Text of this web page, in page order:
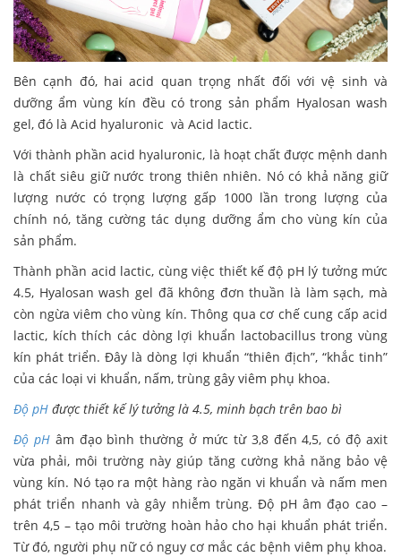
Bên cạnh đó, hai acid quan trọng nhất đối với vệ sinh và
dưỡng ẩm vùng kín đều có trong sản phẩm Hyalosan wash
gel, đó là Acid hyaluronic và Acid lactic.
Với thành phần acid hyaluronic, là hoạt chất được mệnh danh
là chất siêu giữ nước trong thiên nhiên. Nó có khả năng giữ
lượng nước có trọng lượng gấp 1000 lần trong lượng của
chính nó, tăng cường tác dụng dưỡng ẩm cho vùng kín của
sản phẩm.
Thành phần acid lactic, cùng việc thiết kế độ pH lý tưởng mức
4.5, Hyalosan wash gel đã không đơn thuần là làm sạch, mà
còn ngừa viêm cho vùng kín. Thông qua cơ chế cung cấp acid
lactic, kích thích các dòng lợi khuẩn lactobacillus trong vùng
kín phát triển. Đây là dòng lợi khuẩn “thiên địch”, “khắc tinh”
của các loại vi khuẩn, nấm, trùng gây viêm phụ khoa.
Độ pH được thiết kế lý tưởng là 4.5, minh bạch trên bao bì
Độ pHâm đạo bình thường ở mức từ 3,8 đến 4,5, có độ axit
vừa phải, môi trường này giúp tăng cường khả năng bảo vệ
vùng kín. Nó tạo ra một hàng rào ngăn vi khuẩn và nấm men
phát triển nhanh và gây nhiễm trùng. Độ pH âm đạo cao –
trên 4,5 – tạo môi trường hoàn hảo cho hại khuẩn phát triển.
Từ đó, người phụ nữ có nguy cơ mắc các bệnh viêm phụ khoa.